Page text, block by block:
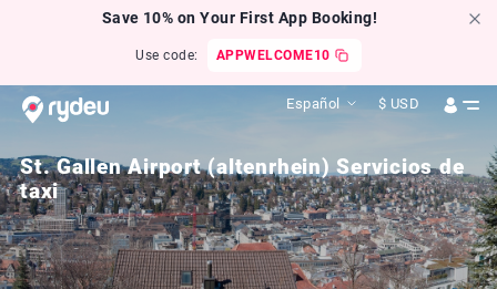
Save 10% on Your First App Booking!
Use code: APPWELCOME10
Español $ USD
St. Gallen Airport (altenrhein) Servicios de
taxi